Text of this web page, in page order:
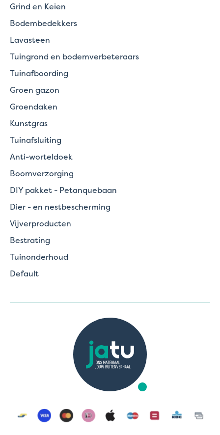
Grind en Keien
Bodembedekkers
Lavasteen
Tuingrond en bodemverbeteraars
Tuinafboording
Groen gazon
Groendaken
Kunstgras
Tuinafsluiting
Anti-worteldoek
Boomverzorging
DIY pakket - Petanquebaan
Dier - en nestbescherming
Vijverproducten
Bestrating
Tuinonderhoud
Default